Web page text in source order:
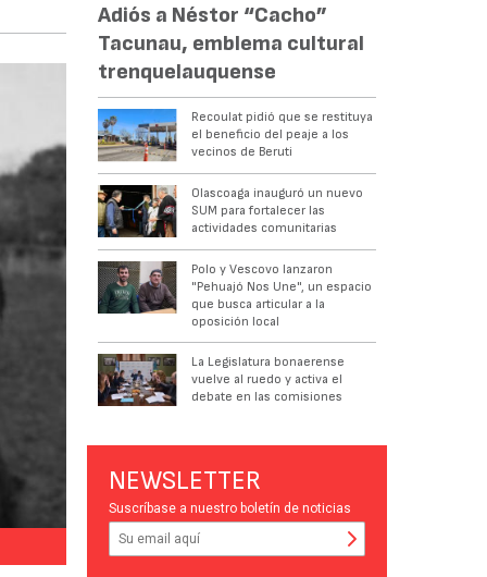
FAMOSA TRAVESÍA. Los históricos caballos que recorrieron los
Adiós a Néstor “Cacho”
Tacunau, emblema cultural
trenquelauquense
Recoulat pidió que se restituya
el beneficio del peaje a los
vecinos de Beruti
Olascoaga inauguró un nuevo
SUM para fortalecer las
actividades comunitarias
Polo y Vescovo lanzaron
"Pehuajó Nos Une", un espacio
que busca articular a la
oposición local
La Legislatura bonaerense
vuelve al ruedo y activa el
debate en las comisiones
NEWSLETTER
Suscríbase a nuestro boletín de noticias